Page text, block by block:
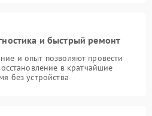
и быстрый ремонт
и опыт позволяют провести
в кратчайшие
без устройства